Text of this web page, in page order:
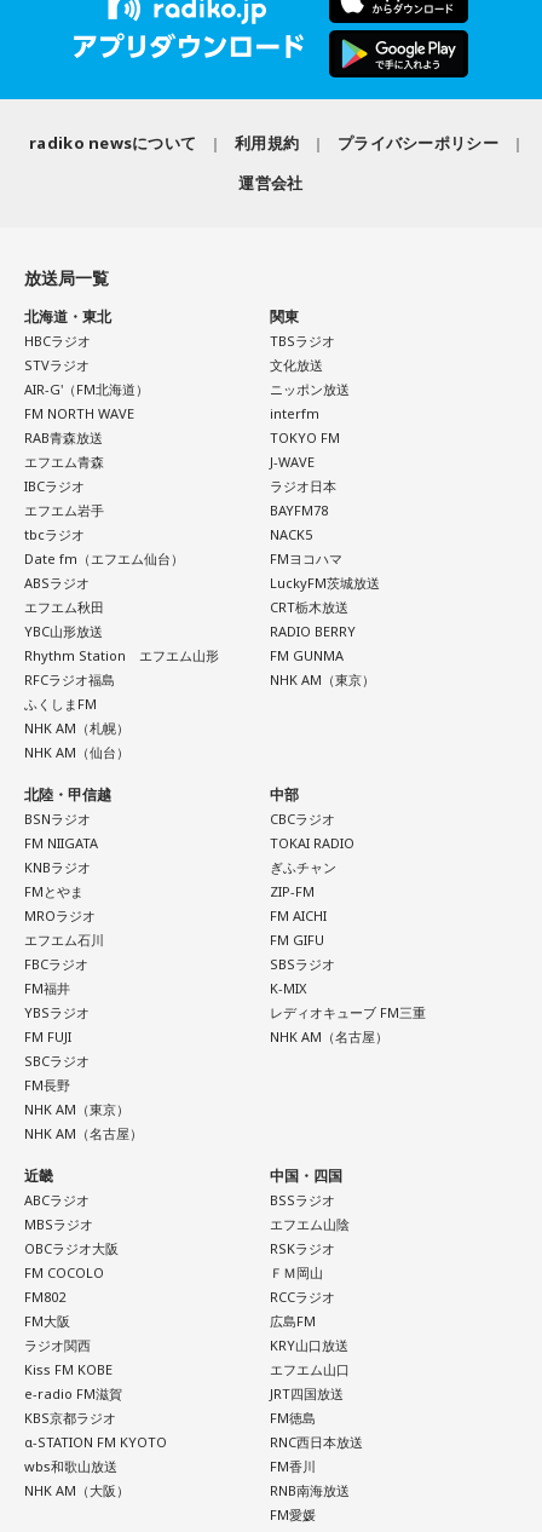
そこでなんかドンと特別な感情が生まれるんじゃないのか
「できることは全部やってきた」と話す。だからこそ、当日
は「真っ白な気持ち」でステージに立ちたいという。「始ま
のかなって」
森友にとって、ライブは事前にすべてを決めるものではな
い。観客の拍手や歌声、歓声、表情、涙など、その場で生ま
れるものを受け取ることで、「その一夜の一瞬一瞬が生まれ
ていく」と語った。また、今回のラストライブツアーについ
て、「ライブというよりは、俺たちにとっては生き様、生き
方をこういう形に選んだ。だからライブじゃなくて生き様そ
のものだった」と振り返った。「ライブを完璧にちゃんとや
るってことがゴールじゃなくて、限りある時間の中で今日と
いう一日を、一夜を、この瞬間を全力で生きること。その積
み重ねなんじゃないのかな」
日本武道館でのファイナルも、最後だから特別なのではな
く、「この一夜を俺たちらしく、その日を精一杯最高に生き
たい」と森友。番組では、今回のツアーで語られてきた物語
をもとに制作した絵本を、武道館公演で販売することも発表
した。会場では、ファンに喜んでもらうためのさまざまな準
備を進めているという。
最後のステージを前に、森友はファンへ向けて「全部、もう
全てを受け取って帰っていて欲しい」と呼びかけた。約10年
にわたる再始動後の歩みを経て、T-BOLANはいよいよ日本武
道館のステージへ。「その夜は全部出し切って笑っていた
い」森友がそう語るラストライブで、どんな一夜が生まれる
のか。8月10日、日本武道館でその瞬間を迎える。
番組ではさらに、T-BOLANの活動再開から現在に至るまでの
歩みや、森友がライブで大切にしていること、メンバー・上
野博文との出来事についてもトークを展開。ラストライブを
目前に控えた森友嵐士の言葉を、ぜひ番組でチェックしてほ
しい。詳しくはradikoタイムフリーで！
radiko newsについて 利用規約
プライバシーポリシー
運営会社
放送局一覧
北海道・東北
HBCラジオ
STVラジオ
AIR-G'（FM北海道）
FM NORTH WAVE
RAB青森放送
エフエム青森
IBCラジオ
エフエム岩手
tbcラジオ
Date fm（エフエム仙台）
ABSラジオ
エフエム秋田
YBC山形放送
Rhythm Station エフエム山形
RFCラジオ福島
ふくしまFM
NHK AM（札幌）
NHK AM（仙台）
関東
TBSラジオ
文化放送
ニッポン放送
interfm
TOKYO FM
J-WAVE
ラジオ日本
BAYFM78
NACK5
FMヨコハマ
LuckyFM茨城放送
CRT栃木放送
RADIO BERRY
FM GUNMA
NHK AM（東京）
北陸・甲信越
BSNラジオ
FM NIIGATA
KNBラジオ
FMとやま
MROラジオ
エフエム石川
FBCラジオ
FM福井
YBSラジオ
FM FUJI
SBCラジオ
FM長野
NHK AM（東京）
NHK AM（名古屋）
中部
CBCラジオ
TOKAI RADIO
ぎふチャン
ZIP-FM
FM AICHI
FM GIFU
SBSラジオ
K-MIX
レディオキューブ FM三重
NHK AM（名古屋）
近畿
ABCラジオ
MBSラジオ
OBCラジオ大阪
FM COCOLO
FM802
FM大阪
ラジオ関西
Kiss FM KOBE
e-radio FM滋賀
KBS京都ラジオ
α-STATION FM KYOTO
wbs和歌山放送
NHK AM（大阪）
中国・四国
BSSラジオ
エフエム山陰
RSKラジオ
ＦＭ岡山
RCCラジオ
広島FM
KRY山口放送
エフエム山口
JRT四国放送
FM徳島
RNC西日本放送
FM香川
RNB南海放送
FM愛媛